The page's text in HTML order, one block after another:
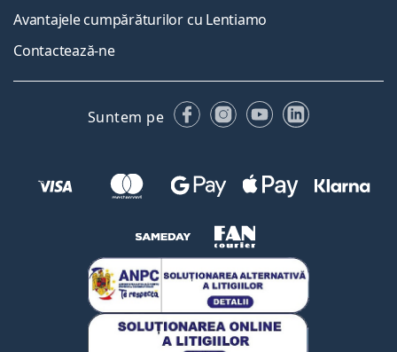
Avantajele cumpărăturilor cu Lentiamo
Contactează-ne
Suntem pe FacebookInstagram
YouTubeLinkedIn